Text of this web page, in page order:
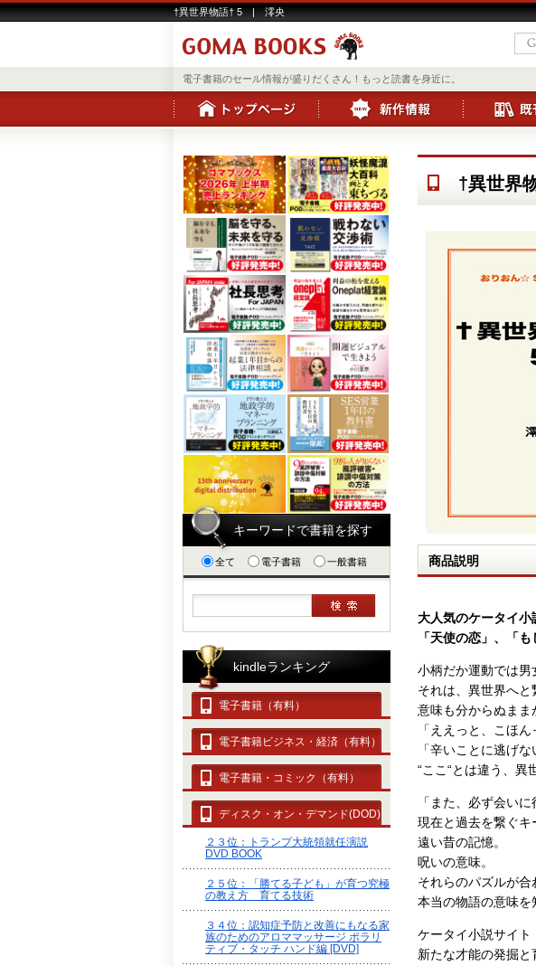
†異世界物語† 5 | 澪央
電子書籍のセール情報が盛りだくさん！もっと読書を身近に。
†異世界
商品説明
大人気のケータイ小
「天使の恋」、「
小柄だか運動では男
それは、異世界へと
意味も分からぬまま
「ええっと、こほ
「辛いことに逃げ
“ここ“とは違う、異
「また、必ず会いに
現在と過去を繋ぐキ
遠い昔の記憶。
呪いの意味。
それらのパズルが合
本当の物語の意味
ケータイ小説サイト
新たな才能の発掘と
キーワードで書籍を探す
全て 電子書籍 一般書籍
kindleランキング
電子書籍（有料）
電子書籍ビジネス・経済（有料）
電子書籍・コミック（有料）
ディスク・オン・デマンド(DOD)
２３位：トランプ大統領就任演説
DVD BOOK
２５位：「勝てる子ども」が育つ究極
の教え方 育てる技術
３４位：認知症予防と改善にもなる家
族のためのアロママッサージ ポラリ
ティブ・タッチ ハンド編 [DVD]